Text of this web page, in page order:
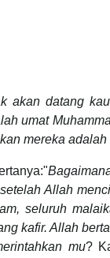
akan datang
umat
mereka
Allah
seluruh
kafir. Allah
mu?